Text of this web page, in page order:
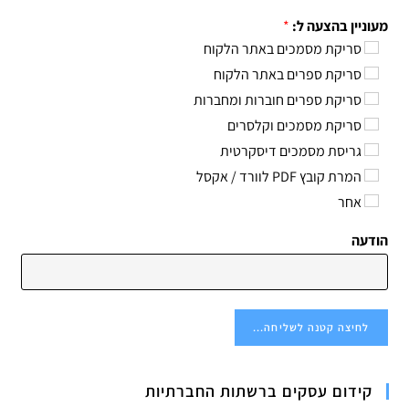
מעוניין בהצעה ל: *
סריקת מסמכים באתר הלקוח
סריקת ספרים באתר הלקוח
סריקת ספרים חוברות ומחברות
סריקת מסמכים וקלסרים
גריסת מסמכים דיסקרטית
המרת קובץ PDF לוורד / אקסל
אחר
הודעה
לחיצה קטנה לשליחה...
קידום עסקים ברשתות החברתיות